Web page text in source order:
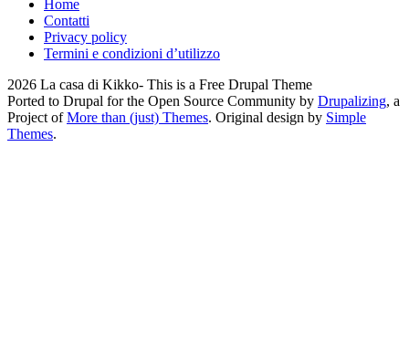
Home
Contatti
Privacy policy
Termini e condizioni d’utilizzo
2026 La casa di Kikko- This is a Free Drupal Theme
Ported to Drupal for the Open Source Community by Drupalizing, a
Project ofMore than (just) Themes. Original design by Simple
Themes.